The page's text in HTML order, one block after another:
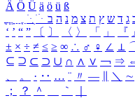
Ä Ö Ü ä ö ü ß
ִֶֹ ֻּ ׁׂ ג ד ש ץ ת צ מ נ ה ב
‘ ’ “ ” 〔 〕 〈 〉 「 」 『
± × ÷ ≠ ≤ ≥ ∞ ∴ ♂ ♀ ∠ ⊥
⊆ ⊇ ⊂ ⊃ ∪ ∩ ∧ ∨ ￢ ⇒
、
。 · ‥ … ¨ 〃 ― ＼ ∼
；
？ ＾ ｀